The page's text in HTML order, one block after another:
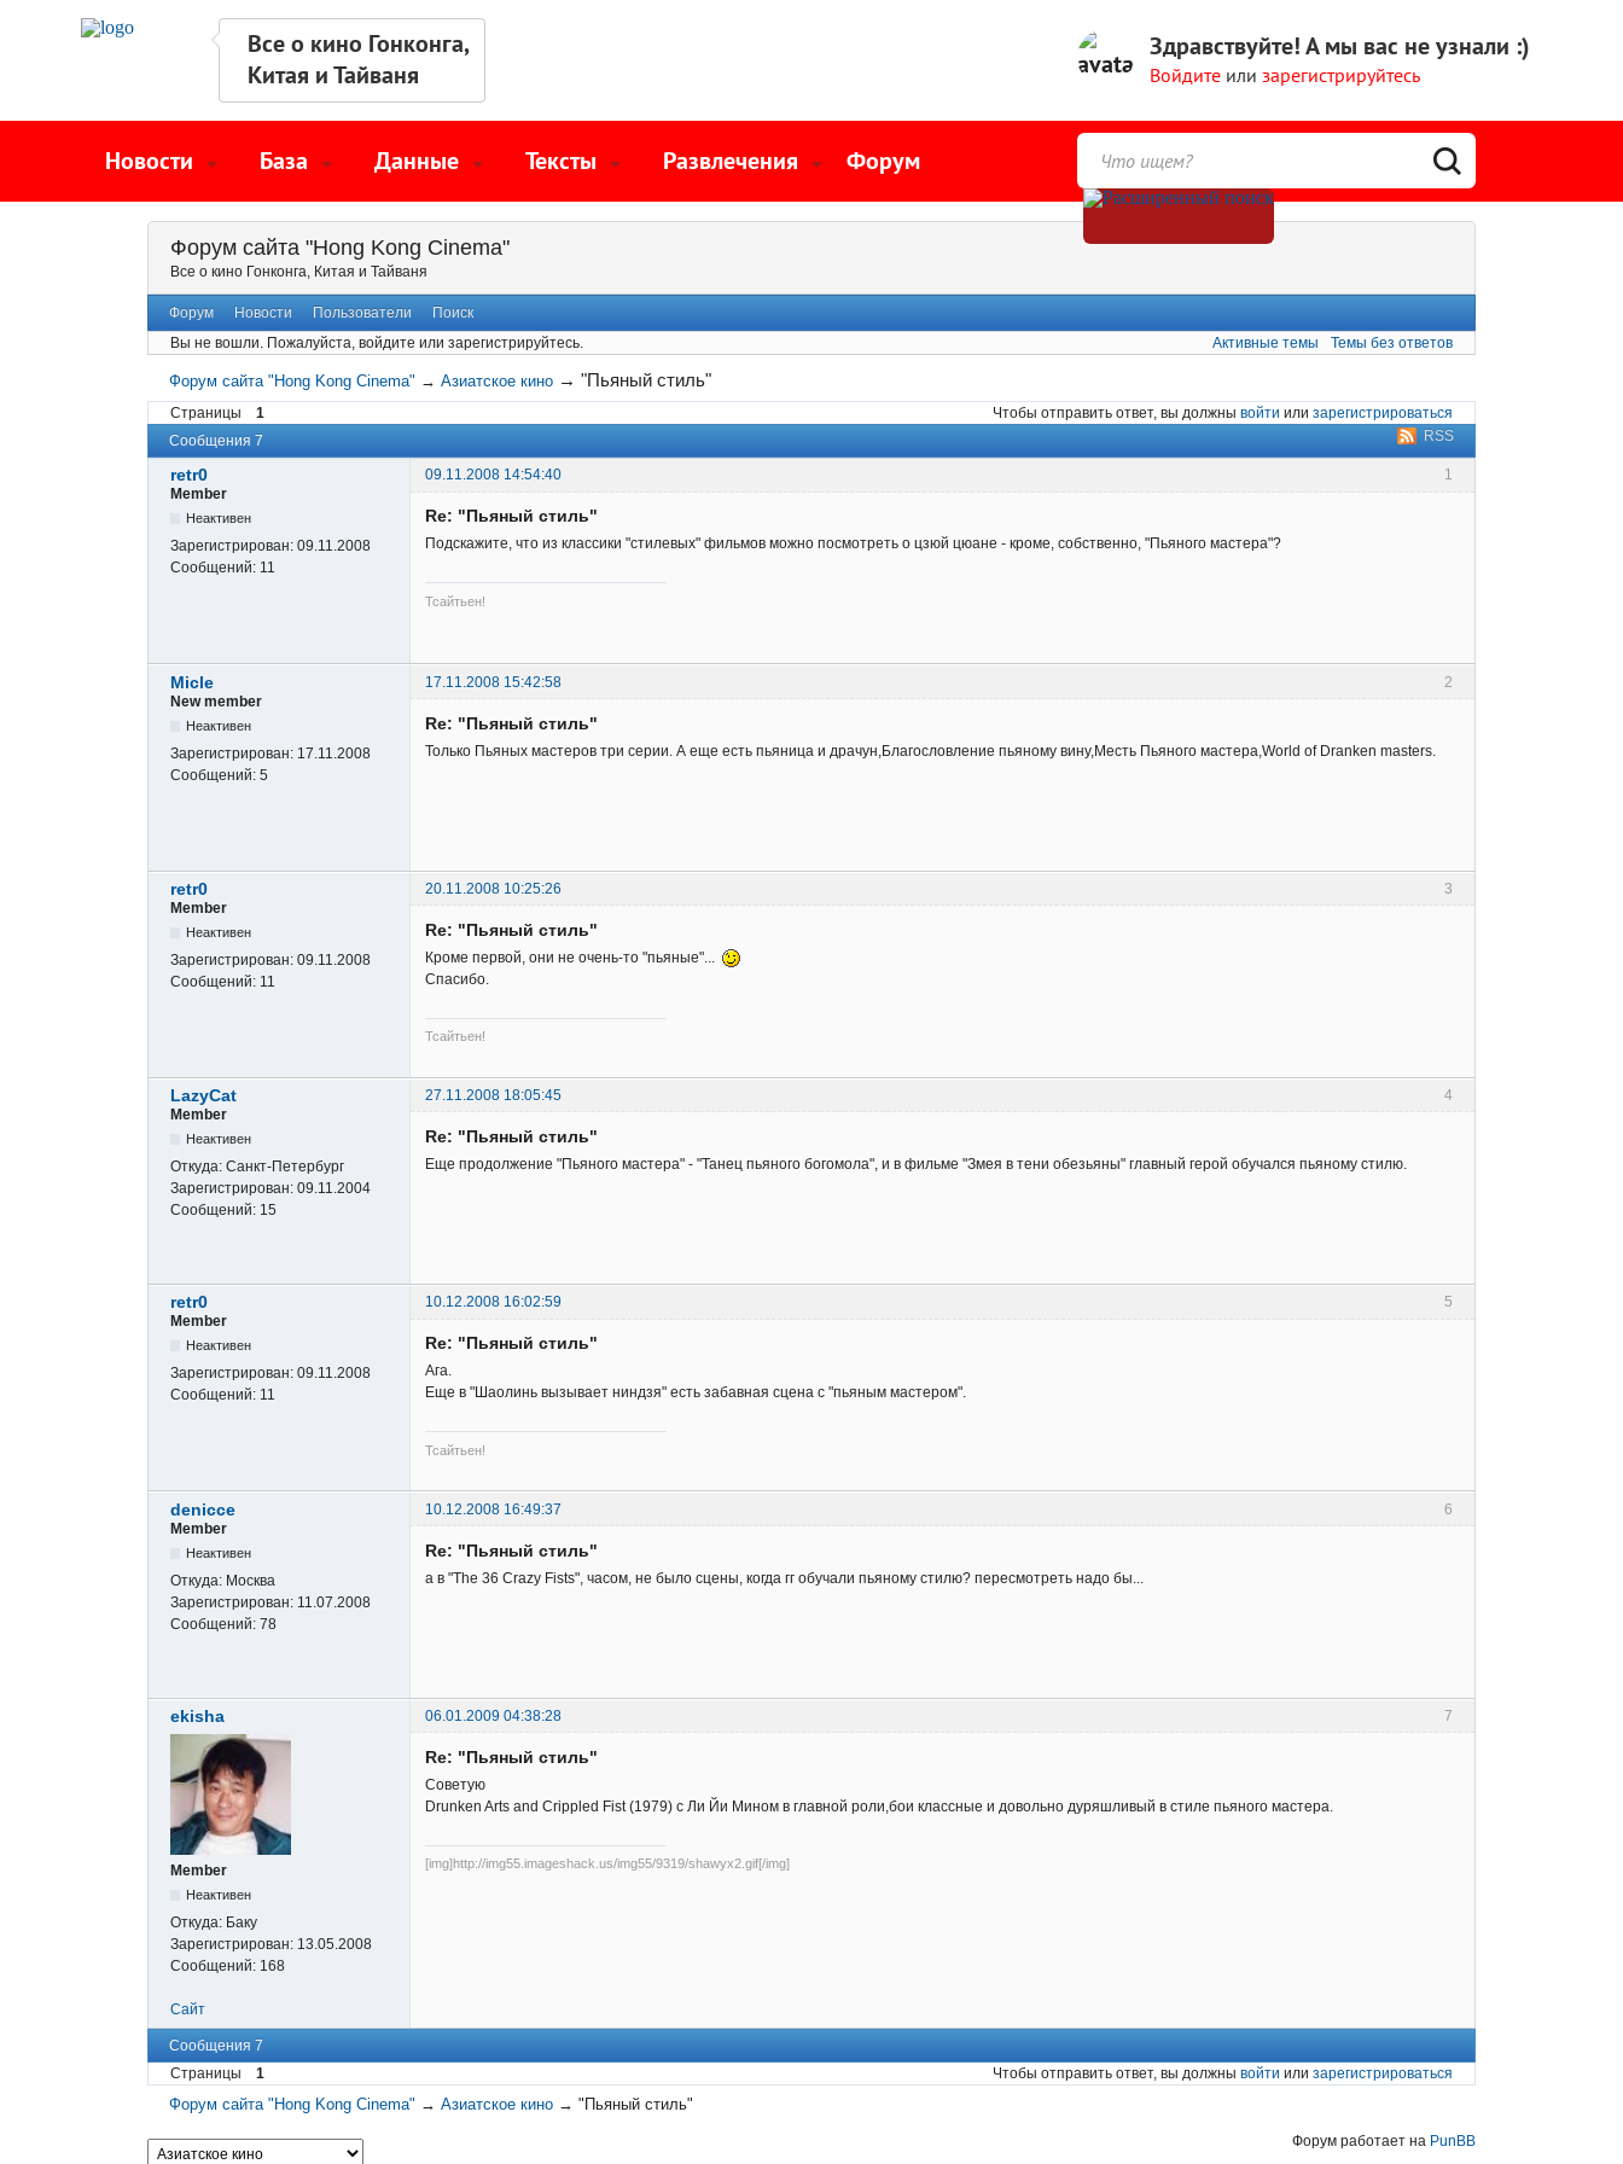
Все о кино Гонконга,
Китая и Тайваня
Здравствуйте!А мы вас не узнали :)
Войдите или зарегистрируйтесь
Новости База Данные Тексты Развлечения Форум
Форум сайта "Hong Kong Cinema"
Все о кино Гонконга, Китая и Тайваня
Форум Новости Пользователи
Поиск
Вы не вошли. Пожалуйста, войдите или зарегистрируйтесь. Активные темы Темы без ответов
Форум сайта "Hong Kong Cinema" →Азиатское кино →"Пьяный стиль"
Страницы 1 Чтобы отправить ответ, вы должны войти или зарегистрироваться
RSS
Сообщения 7
1
retr0
09.11.2008 14:54:40
Member
Неактивен
Зарегистрирован: 09.11.2008
Сообщений: 11
Re: "Пьяный стиль"
Подскажите, что из классики "стилевых" фильмов можно посмотреть о цзюй цюане - кроме, собственно, "Пьяного мастера"?
Тсайтьен!
2
Micle
17.11.2008 15:42:58
New member
Неактивен
Зарегистрирован: 17.11.2008
Сообщений: 5
Re: "Пьяный стиль"
Только Пьяных мастеров три серии. А еще есть пьяница и драчун,Благословление пьяному вину,Месть Пьяного мастера,World of Dranken masters.
3
retr0
20.11.2008 10:25:26
Member
Неактивен
Зарегистрирован: 09.11.2008
Сообщений: 11
Re: "Пьяный стиль"
Кроме первой, они не очень-то "пьяные"...
Спасибо.
Тсайтьен!
4
LazyCat
27.11.2008 18:05:45
Member
Неактивен
Откуда: Санкт-Петербург
Зарегистрирован: 09.11.2004
Сообщений: 15
Re: "Пьяный стиль"
Еще продолжение "Пьяного мастера" - "Танец пьяного богомола", и в фильме "Змея в тени обезьяны" главный герой обучался пьяному стилю.
5
retr0
10.12.2008 16:02:59
Member
Неактивен
Зарегистрирован: 09.11.2008
Сообщений: 11
Re: "Пьяный стиль"
Ага.
Еще в "Шаолинь вызывает ниндзя" есть забавная сцена с "пьяным мастером".
Тсайтьен!
6
denicce
10.12.2008 16:49:37
Member
Неактивен
Откуда: Москва
Зарегистрирован: 11.07.2008
Сообщений: 78
Re: "Пьяный стиль"
а в "The 36 Crazy Fists", часом, не было сцены, когда гг обучали пьяному стилю? пересмотреть надо бы...
7
ekisha 06.01.2009 04:38:28
Member
Неактивен
Откуда: Баку
Зарегистрирован: 13.05.2008
Сообщений: 168
Re: "Пьяный стиль"
Советую
Drunken Arts and Crippled Fist (1979) с Ли Йи Мином в главной роли,бои классные и довольно дуряшливый в стиле пьяного мастера.
[img]http://img55.imageshack.us/img55/9319/shawyx2.gif[/img]
Сайт
Сообщения 7
Страницы
1 Чтобы отправить ответ, вы должны войти или зарегистрироваться
Форум сайта "Hong Kong Cinema" →Азиатское кино →"Пьяный стиль"
Форум работает на PunBB